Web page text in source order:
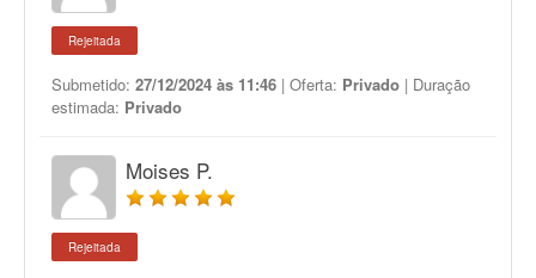
Rejeitada
Submetido: 27/12/2024 às 11:46 | Oferta: Privado | Duração
estimada: Privado
Moises P.
Rejeitada